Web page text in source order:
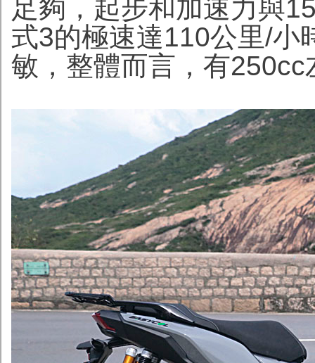
足夠，起步和加速力與
式3的極速達110公里/小
敏，整體而言，有